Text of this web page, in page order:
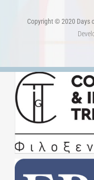
Copyright © 2020 Days